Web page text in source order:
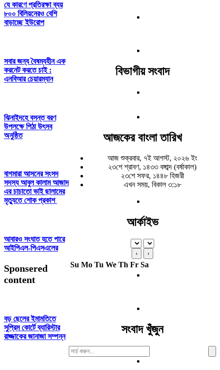
যে কারণে প্রতিরক্ষা ব্যয়
৮০০ বিলিয়নেরও বেশি
বাড়াচ্ছে ইউরোপ
সবার জন্য বৈষম্যহীন এক
করনেট করতে চাই :
এনবিআর চেয়ারম্যান
ঝিনাইদহে বসন্ত বরণ
উপলক্ষে পিঠা উৎসব
অনুষ্ঠিত
বাগমারা আসনের সংসদ
সদস্য আবুল কালাম আজাদ
এর চাচাতো ভাই ছালামের
মৃত্যুতে শোক প্রকাশ
আবারও সংঘাত হতে পারে
আইপিএল-পিএসএলের
Sponsered
content
বড় ছেলের ইমামতিতে
সুপ্রিম কোর্টে ব্যারিস্টার
রাজ্জাকের জানাজা সম্পন্ন
বিভাগীয় সংবাদ
আজকের বাংলা তারিখ
আজ শুক্রবার, ৭ই আগস্ট, ২০২৬ ইং
২৩শে শ্রাবণ, ১৪৩৩ বঙ্গাব্দ (বর্ষাকাল)
২৩শে সফর, ১৪৪৮ হিজরী
এখন সময়, বিকাল ৩:১৮
আর্কাইভ
‹ ›
Su Mo Tu We Th Fr Sa
সংবাদ খুঁজুন
Search
For: